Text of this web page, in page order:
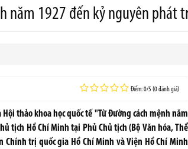
năm 1927 đến kỷ nguyên phát
Điểm: 0/5 (0 đánh giá)
thảo khoa học quốc tế "Từ Đường cách mệnh năm
tịch Hồ Chí Minh tại Phủ Chủ tịch (Bộ Văn hóa, Thể
Chính trị quốc gia Hồ Chí Minh và Viện Hồ Chí Minh